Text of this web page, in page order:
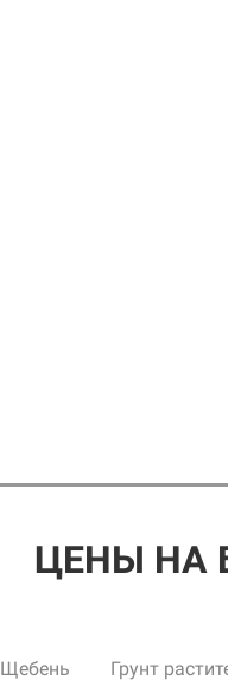
ЦЕНЫ НА
Щебень Грунт